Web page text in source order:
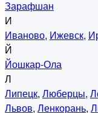
Зарафшан
И
Иваново, Ижевск,
Й
Йошкар-Ола
Л
Липецк, Люберцы,
Львов, Ленкорань,